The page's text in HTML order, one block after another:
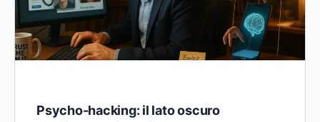
Psycho-hacking: il lato oscuro